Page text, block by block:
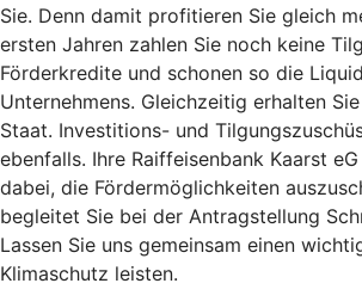
Sie. Denn damit profitieren Sie gleich
ersten Jahren zahlen Sie noch keine
Förderkredite und schonen so die
Unternehmens. Gleichzeitig erhalten
Staat. Investitions- und
ebenfalls. Ihre Raiffeisenbank Kaarst
dabei, die Fördermöglichkeiten
begleitet Sie bei der Antragstellung
Lassen Sie uns gemeinsam einen
Klimaschutz leisten.